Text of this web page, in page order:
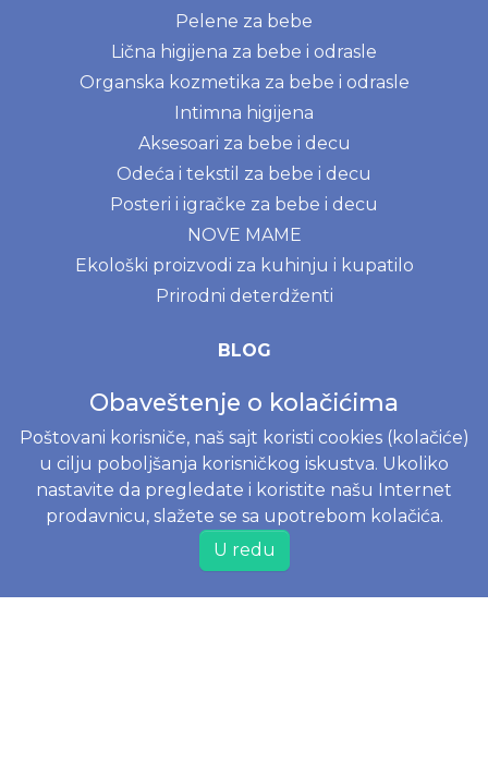
Pelene za bebe
Lična higijena za bebe i odrasle
Organska kozmetika za bebe i odrasle
Intimna higijena
Aksesoari za bebe i decu
Odeća i tekstil za bebe i decu
Posteri i igračke za bebe i decu
NOVE MAME
Ekološki proizvodi za kuhinju i kupatilo
Prirodni deterdženti
BLOG
Menstrualna čašica - kompletni vodič za početnike
Prvi mesec sa bebom
Moony, Merries, Joone ili Besuper pelene? Vodič za
izbor pelena na www.joko.rs
INFORMACIJE
Obaveštenje o kolačićima
Poštovani korisniče, naš sajt koristi cookies (kolačiće)
u cilju poboljšanja korisničkog iskustva. Ukoliko
nastavite da pregledate i koristite našu Internet
prodavnicu, slažete se sa upotrebom kolačića.
U redu